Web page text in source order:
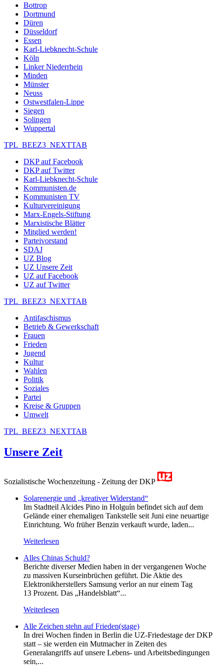
Bottrop
Dortmund
Düren
Düsseldorf
Essen
Karl-Liebknecht-Schule
Köln
Linker Niederrhein
Minden
Münster
Neuss
Ostwestfalen-Lippe
Siegen
Solingen
Wuppertal
TPL_BEEZ3_NEXTTAB
DKP auf Facebook
DKP auf Twitter
Karl-Liebknecht-Schule
Kommunisten.de
Kommunisten TV
Kulturvereinigung
Marx-Engels-Stiftung
Marxistische Blätter
Mitglied werden!
Parteivorstand
SDAJ
UZ Blog
UZ Unsere Zeit
UZ auf Facebook
UZ auf Twitter
TPL_BEEZ3_NEXTTAB
Antifaschismus
Betrieb & Gewerkschaft
Frauen
Frieden
Jugend
Kultur
Wahlen
Politik
Soziales
Partei
Kreise & Gruppen
Umwelt
TPL_BEEZ3_NEXTTAB
Unsere Zeit
Sozialistische Wochenzeitung - Zeitung der DKP
Solarenergie und „kreativer Widerstand“
Im Stadtteil Alcides Pino in Holguín befindet sich auf dem
Gelände einer ehemaligen Tankstelle seit Juni eine neuartige
Einrichtung. Wo früher Benzin verkauft wurde, laden...
Weiterlesen
Alles Chinas Schuld?
Berichte diverser Medien haben in der vergangenen Woche
zu massiven Kurseinbrüchen geführt. Die Aktie des
Elektronikherstellers Samsung verlor an nur einem Tag
13 Prozent. Das „Handelsblatt“...
Weiterlesen
Alle Zeichen stehn auf Frieden(stage)
In drei Wochen finden in Berlin die UZ-Friedestage der DKP
statt – sie werden ein Mutmacher in Zeiten des
Generalangriffs auf unsere Lebens- und Arbeitsbedingungen
sein,...